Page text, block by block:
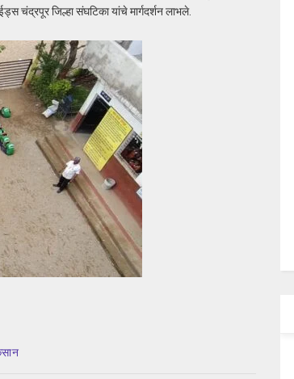
चंद्रपूर जिल्हा संघटिका यांचे मार्गदर्शन लाभले.